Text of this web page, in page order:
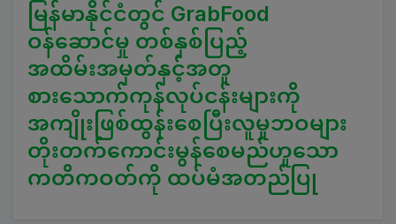
မြန်မာနိုင်ငံတွင် GrabFood
ဝန်ဆောင်မှု တစ်နှစ်ပြည့်
အထိမ်းအမှတ်နှင့်အတူ
စားသောက်ကုန်လုပ်ငန်းများကို
အကျိုးဖြစ်ထွန်းစေပြီးလူမှုဘဝများ
တိုးတက်ကောင်းမွန်စေမည်ဟူသော
ကတိကဝတ်ကို ထပ်မံအတည်ပြု